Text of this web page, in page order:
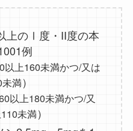
のⅠ度・II度の本
例
以上160未満かつ/又は
満）
以上180未満かつ/又
未満）